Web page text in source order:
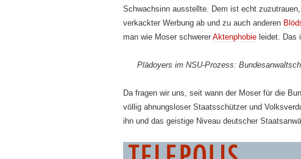
Schwachsinn ausstellte. Dem ist echt
ver­kackter Werbung ab und zu auch anderen
man wie Moser schwerer Aktenphobie leidet. Das
Plädoyers im NSU-Prozess:
Da fragen wir uns, seit wann der Moser für die
völlig ahnungsloser Staatsschützer und
ihn und das geistige Niveau deutscher